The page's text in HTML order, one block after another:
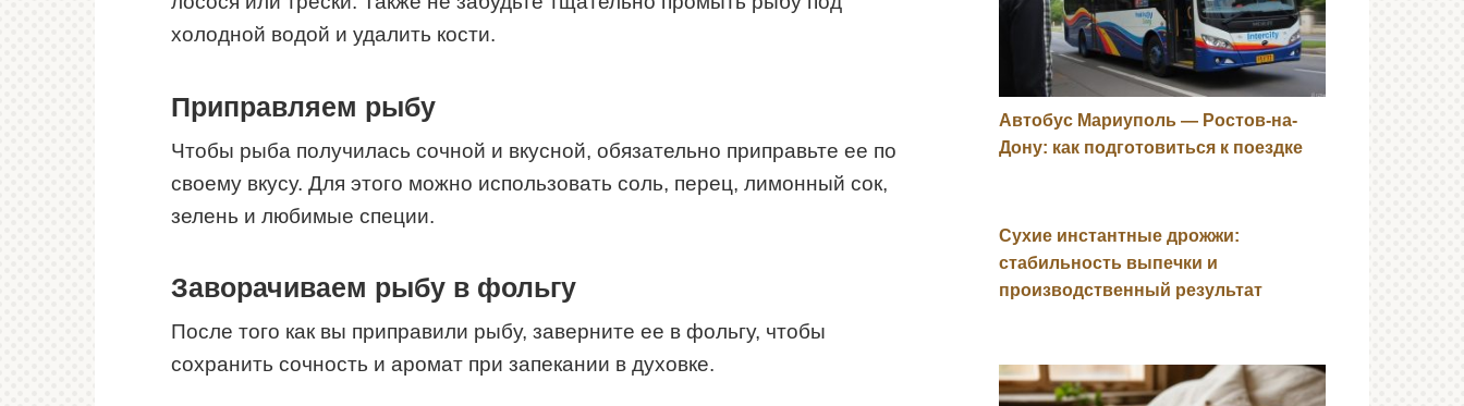
холодной водой и удалить кости.
Приправляем рыбу
Чтобы рыба получилась сочной и вкусной, обязательно приправьте ее по
своему вкусу. Для этого можно использовать соль, перец, лимонный сок,
зелень и любимые специи.
Заворачиваем рыбу в фольгу
После того как вы приправили рыбу, заверните ее в фольгу, чтобы
сохранить сочность и аромат при запекании в духовке.
Автобус Мариуполь — Ростов-на-
Дону: как подготовиться к поездке
Сухие инстантные дрожжи:
стабильность выпечки и
производственный результат